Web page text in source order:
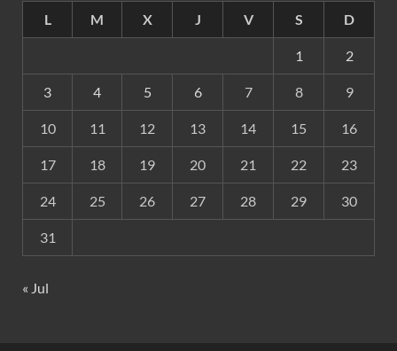
L
M X J V S D
1 2
3 4 5 6 7 8 9
10 11 12 13 14 15 16
17 18 19 20 21 22 23
24 25 26 27 28 29 30
31
« Jul